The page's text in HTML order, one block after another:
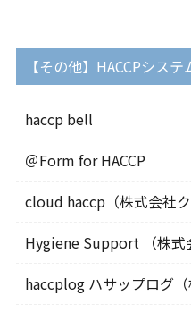
【その他】HACCPシス
haccp bell
＠Form for HACCP
cloud haccp（株式会社ク
Hygiene Support （株式
haccplog ハサップログ（